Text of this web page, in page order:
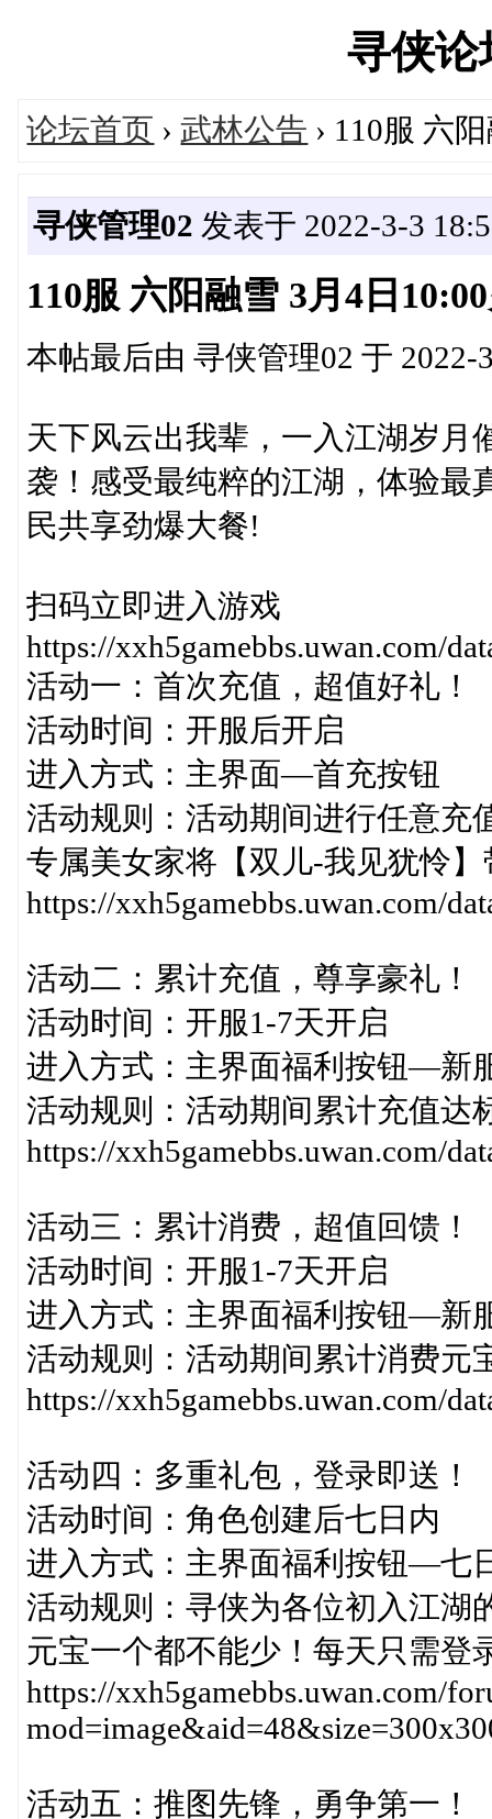
寻侠论
论坛首页 ›武林公告 › 110服 六
寻侠管理02 发表于 2022-3-3
110服 六阳融雪 3月4日
本帖最后由 寻侠管理02 于 2022-
天下风云出我辈，一入江湖岁月
袭！感受最纯粹的江湖，体验最
民共享劲爆大餐!
扫码立即进入游戏
https://xxh5gamebbs.uwan.com/
活动一：首次充值，超值好礼！
活动时间：开服后开启
进入方式：主界面—首充按钮
活动规则：活动期间进行任意充
专属美女家将【双儿-我见犹怜
https://xxh5gamebbs.uwan.com/
活动二：累计充值，尊享豪礼！
活动时间：开服1-7天开启
进入方式：主界面福利按钮—新
活动规则：活动期间累计充值达
https://xxh5gamebbs.uwan.com/
活动三：累计消费，超值回馈！
活动时间：开服1-7天开启
进入方式：主界面福利按钮—新
活动规则：活动期间累计消费元
https://xxh5gamebbs.uwan.com/
活动四：多重礼包，登录即送！
活动时间：角色创建后七日内
进入方式：主界面福利按钮—七
活动规则：寻侠为各位初入江湖
元宝一个都不能少！每天只需登
https://xxh5gamebbs.uwan.com/
活动五：推图先锋，勇争第一！